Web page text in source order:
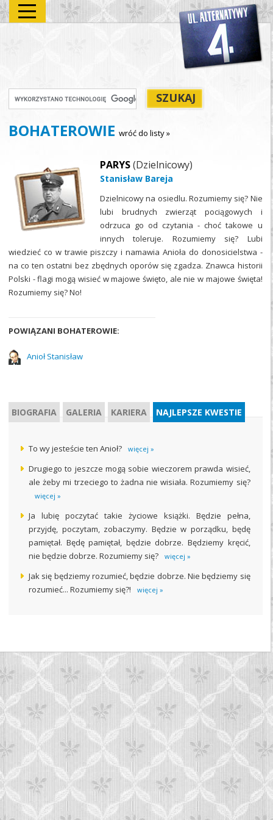
BOHATEROWIE wróć do listy »
PARYS(Dzielnicowy)
Stanisław Bareja
Dzielnicowy na osiedlu. Rozumiemy się? Nie
lubi brudnych zwierząt pociągowych i
odrzuca go od czytania - choć takowe u
innych toleruje. Rozumiemy się? Lubi
wiedzieć co w trawie piszczy i namawia Anioła do donosicielstwa -
na co ten ostatni bez zbędnych oporów się zgadza. Znawca historii
Polski - flagi mogą wisieć w majowe święto, ale nie w majowe święta!
Rozumiemy się? No!
POWIĄZANI BOHATEROWIE:
Anioł Stanisław
BIOGRAFIA GALERIA KARIERA NAJLEPSZE KWESTIE
To wy jesteście ten Anioł? więcej »
Drugiego to jeszcze mogą sobie wieczorem prawda wisieć,
ale żeby mi trzeciego to żadna nie wisiała. Rozumiemy się?
więcej »
Ja lubię poczytać takie życiowe książki. Będzie pełna,
przyjdę, poczytam, zobaczymy. Będzie w porządku, będę
pamiętał. Będę pamiętał, będzie dobrze. Będziemy kręcić,
nie będzie dobrze. Rozumiemy się?
więcej »
Jak się będziemy rozumieć, będzie dobrze. Nie będziemy się
rozumieć... Rozumiemy się?!
więcej »